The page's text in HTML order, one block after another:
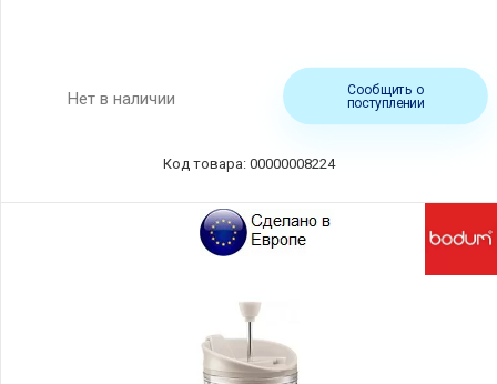
Нет в наличии
Сообщить о
поступлении
Код товара: 00000008224